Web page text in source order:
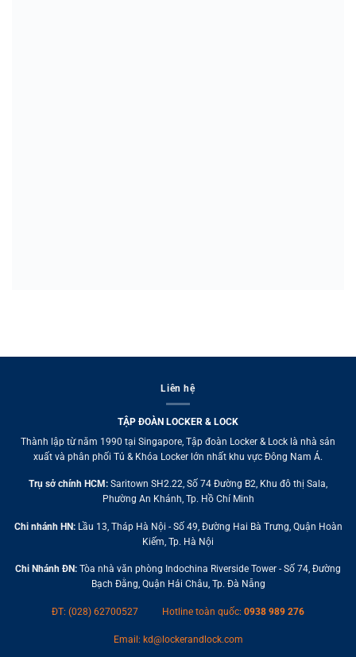
Liên hệ
TẬP ĐOÀN LOCKER & LOCK
Thành lập từ năm 1990 tại Singapore, Tập đoàn Locker & Lock là nhà sản
xuất và phân phối Tủ & Khóa Locker lớn nhất khu vực Đông Nam Á.
Trụ sở chính HCM: Saritown SH2.22, Số 74 Đường B2, Khu đô thị Sala,
Phường An Khánh, Tp. Hồ Chí Minh
Chi nhánh HN:Lầu 13, Tháp Hà Nội - Số 49, Đường Hai Bà Trưng, Quận Hoàn
Kiếm, Tp. Hà Nội
Chi Nhánh ĐN: Tòa nhà văn phòng Indochina Riverside Tower - Số 74, Đường
Bạch Đằng, Quận Hải Châu, Tp. Đà Nẵng
ĐT: (028) 62700527 Hotline toàn quốc: 0938 989 276
Email: kd@lockerandlock.com